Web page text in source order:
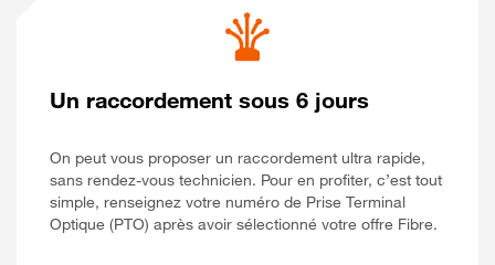
Un raccordement sous 6 jours
On peut vous proposer un raccordement ultra rapide,
sans rendez-vous technicien. Pour en profiter, c’est tout
simple, renseignez votre numéro de Prise Terminal
Optique (PTO) après avoir sélectionné votre offre Fibre.